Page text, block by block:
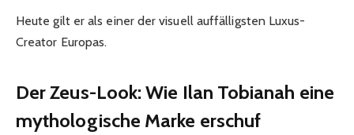
Heute gilt er als einer der visuell auffälligsten Luxus-
Creator Europas.
Der Zeus-Look: Wie Ilan Tobianah eine
mythologische Marke erschuf